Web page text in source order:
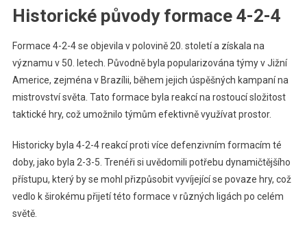
Historické původy formace 4-2-4
Formace 4-2-4 se objevila v polovině 20. století a získala na
významu v 50. letech. Původně byla popularizována týmy v Jižní
Americe, zejména v Brazílii, během jejich úspěšných kampaní na
mistrovství světa. Tato formace byla reakcí na rostoucí složitost
taktické hry, což umožnilo týmům efektivně využívat prostor.
Historicky byla 4-2-4 reakcí proti více defenzivním formacím té
doby, jako byla 2-3-5. Trenéři si uvědomili potřebu dynamičtějšího
přístupu, který by se mohl přizpůsobit vyvíjející se povaze hry, což
vedlo k širokému přijetí této formace v různých ligách po celém
světě.